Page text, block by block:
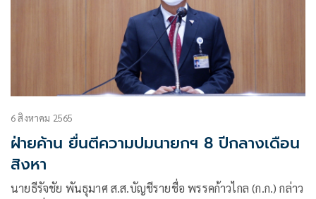
6 สิงหาคม 2565
ฝ่ายค้าน ยื่นตีความปมนายกฯ 8 ปีกลางเดือน
สิงหา
นายธีรัจชัย พันธุมาศ ส.ส.บัญชีรายชื่อ พรรคก้าวไกล (ก.ก.) กล่าว